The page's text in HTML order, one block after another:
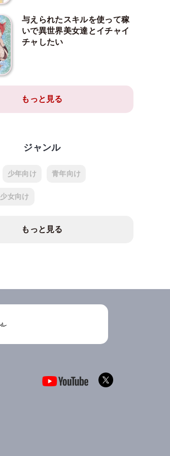
与えられたスキルを使って稼
いで異世界美女達とイチャイ
チャしたい
もっと見る
ジャンル
少年向け 青年向け
少女向け
もっと見る